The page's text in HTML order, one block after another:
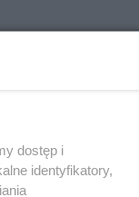
dostęp i
identyfikatory,